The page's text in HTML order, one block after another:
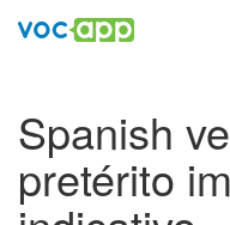
Spanish
pretérito